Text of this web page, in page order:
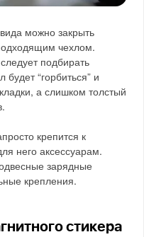
можно закрыть
чехлом.
подбирать
“горбиться” и
а слишком толстый
крепится к
него аксессуарам.
зарядные
крепления.
стикера